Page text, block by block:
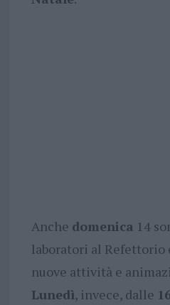
Anche domenica 14
laboratori al Refettorio
nuove attività e
Lunedì, invece, dalle